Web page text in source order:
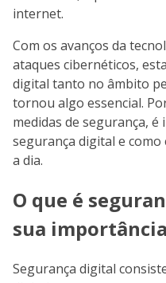
internet.
Com os avanços da
ataques cibernéticos,
digital tanto no âmbito
tornou algo essencial.
medidas de segurança,
segurança digital e
a dia.
O que é
sua
Segurança digital